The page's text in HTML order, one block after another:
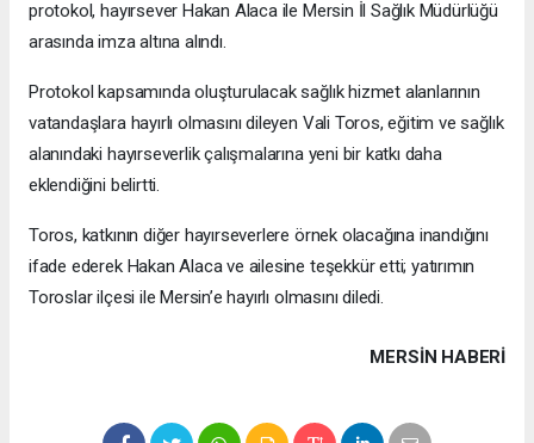
protokol, hayırsever Hakan Alaca ile Mersin İl Sağlık Müdürlüğü
arasında imza altına alındı.
Protokol kapsamında oluşturulacak sağlık hizmet alanlarının
vatandaşlara hayırlı olmasını dileyen Vali Toros, eğitim ve sağlık
alanındaki hayırseverlik çalışmalarına yeni bir katkı daha
eklendiğini belirtti.
Toros, katkının diğer hayırseverlere örnek olacağına inandığını
ifade ederek Hakan Alaca ve ailesine teşekkür etti; yatırımın
Toroslar ilçesi ile Mersin’e hayırlı olmasını diledi.
MERSIN HABERİ